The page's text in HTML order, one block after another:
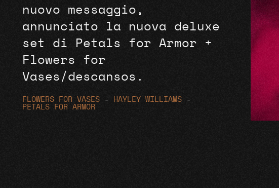
nuovo messaggio,
annunciato la nuova deluxe
set di Petals for Armor +
Flowers for
Vases/descansos.
FLOWERS FOR VASES- HAYLEY WILLIAMS-
PETALS FOR ARMOR